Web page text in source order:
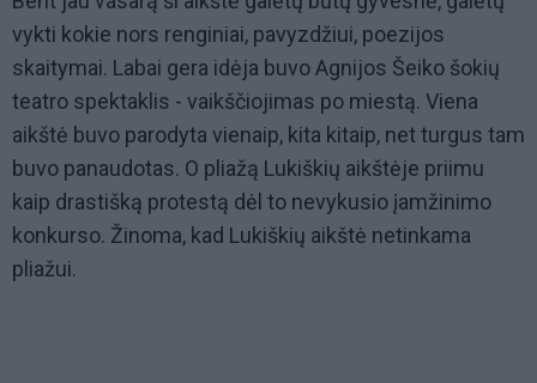
vykti kokie nors renginiai, pavyzdžiui, poezijos
skaitymai. Labai gera idėja buvo Agnijos Šeiko šokių
teatro spektaklis - vaikščiojimas po miestą. Viena
aikštė buvo parodyta vienaip, kita kitaip, net turgus tam
buvo panaudotas. O pliažą Lukiškių aikštėje priimu
kaip drastišką protestą dėl to nevykusio įamžinimo
konkurso. Žinoma, kad Lukiškių aikštė netinkama
pliažui.